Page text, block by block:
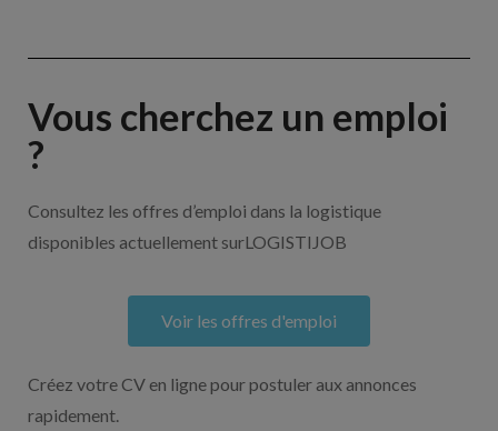
Vous cherchez un emploi
?
Consultez les offres d’emploi dans la logistique
disponibles actuellement surLOGISTIJOB
Voir les offres d'emploi
Créez votre CV en ligne pour postuler aux annonces
rapidement.